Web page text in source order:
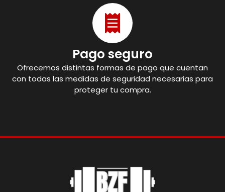
Pago seguro
Ofrecemos distintas formas de pago que cuentan
con todas las medidas de seguridad necesarias para
proteger tu compra.